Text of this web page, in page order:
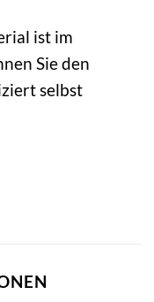
ist im
Sie den
selbst